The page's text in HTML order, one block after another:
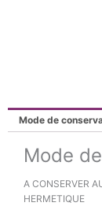
Mode de
Mode
A CONSERVER
HERMETIQUE